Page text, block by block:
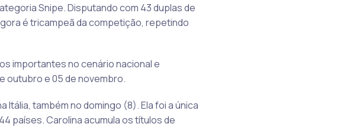
Snipe. Disputando com 43 duplas de
é tricampeã da competição, repetindo
importantes no cenário nacional e
outubro e 05 de novembro.
Itália, também no domingo (8). Ela foi a única
países. Carolina acumula os títulos de